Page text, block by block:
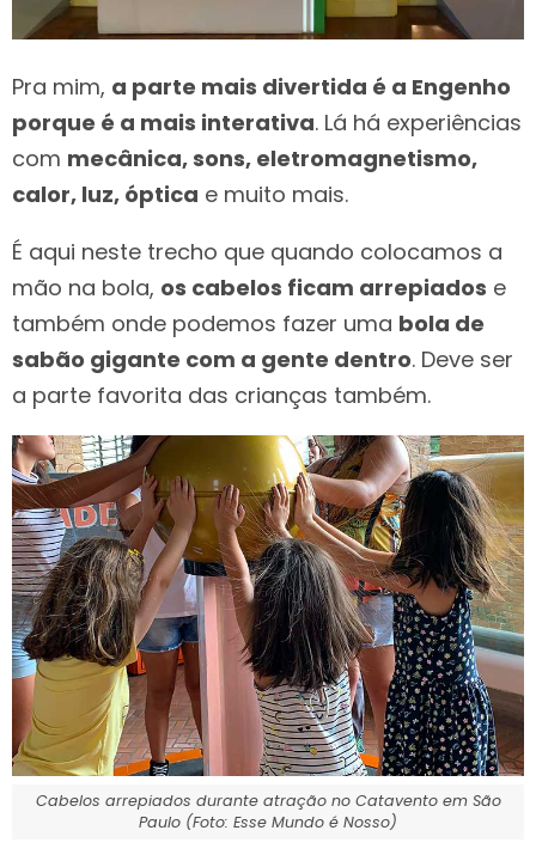
Pra mim, a parte mais divertida é a Engenho
porque é a mais interativa. Lá há experiências
com mecânica, sons, eletromagnetismo,
calor, luz, óptica e muito mais.
É aqui neste trecho que quando colocamos a
mão na bola, os cabelos ficam arrepiados e
também onde podemos fazer uma bola de
sabão gigante com a gente dentro. Deve ser
a parte favorita das crianças também.
Cabelos arrepiados durante atração no Catavento em São
Paulo (Foto: Esse Mundo é Nosso)